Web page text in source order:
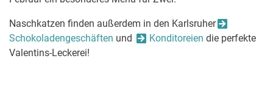
Naschkatzen finden außerdem in den Karlsruher
Schokoladengeschäften und Konditoreien die perfekte
Valentins-Leckerei!